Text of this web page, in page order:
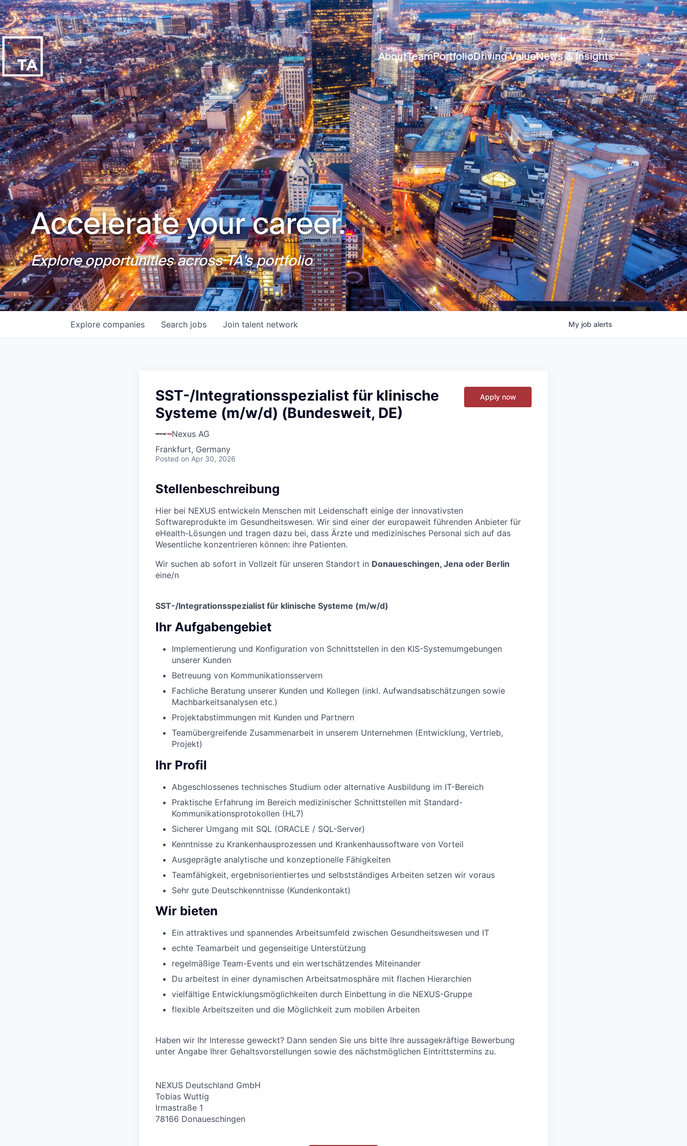
AboutTeamPortfolioDriving ValueNews & Insights
Accelerate your career.
Explore opportunities across TA's portfolio
Search jobs
Explore companies Join talent network My job alerts
SST-/Integrationsspezialist für klinische
Systeme (m/w/d) (Bundesweit, DE)
Nexus AG
Frankfurt, Germany
Posted on Apr 30, 2026
Apply now
Stellenbeschreibung
Hier bei NEXUS entwickeln Menschen mit Leidenschaft einige der innovativsten
Softwareprodukte im Gesundheitswesen. Wir sind einer der europaweit führenden Anbieter für
eHealth-Lösungen und tragen dazu bei, dass Ärzte und medizinisches Personal sich auf das
Wesentliche konzentrieren können: ihre Patienten.
Wir suchen ab sofort in Vollzeit für unseren Standort in Donaueschingen, Jena oder Berlin
eine/n
SST-/Integrationsspezialist für klinische Systeme (m/w/d)
Ihr Aufgabengebiet
Implementierung und Konfiguration von Schnittstellen in den KIS-Systemumgebungen
unserer Kunden
Betreuung von Kommunikationsservern
Fachliche Beratung unserer Kunden und Kollegen (inkl. Aufwandsabschätzungen sowie
Machbarkeitsanalysen etc.)
Projektabstimmungen mit Kunden und Partnern
Teamübergreifende Zusammenarbeit in unserem Unternehmen (Entwicklung, Vertrieb,
Projekt)
Ihr Profil
Abgeschlossenes technisches Studium oder alternative Ausbildung im IT-Bereich
Praktische Erfahrung im Bereich medizinischer Schnittstellen mit Standard-
Kommunikationsprotokollen (HL7)
Sicherer Umgang mit SQL (ORACLE / SQL-Server)
Kenntnisse zu Krankenhausprozessen und Krankenhaussoftware von Vorteil
Ausgeprägte analytische und konzeptionelle Fähigkeiten
Teamfähigkeit, ergebnisorientiertes und selbstständiges Arbeiten setzen wir voraus
Sehr gute Deutschkenntnisse (Kundenkontakt)
Wir bieten
Ein attraktives und spannendes Arbeitsumfeld zwischen Gesundheitswesen und IT
echte Teamarbeit und gegenseitige Unterstützung
regelmäßige Team-Events und ein wertschätzendes Miteinander
Du arbeitest in einer dynamischen Arbeitsatmosphäre mit flachen Hierarchien
vielfältige Entwicklungsmöglichkeiten durch Einbettung in die NEXUS-Gruppe
flexible Arbeitszeiten und die Möglichkeit zum mobilen Arbeiten
Haben wir Ihr Interesse geweckt? Dann senden Sie uns bitte Ihre aussagekräftige Bewerbung
unter Angabe Ihrer Gehaltsvorstellungen sowie des nächstmöglichen Eintrittstermins zu.
NEXUS Deutschland GmbH
Tobias Wuttig
Irmastraße 1
78166 Donaueschingen